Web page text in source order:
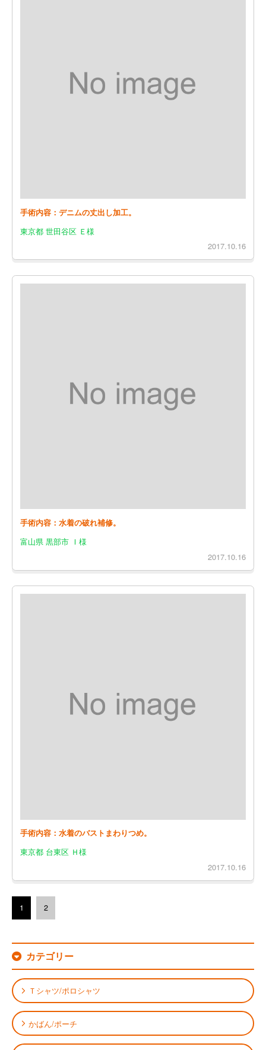
手術内容：デニムの丈出し加工。
東京都 世田谷区 Ｅ様
2017.10.16
手術内容：水着の破れ補修。
富山県 黒部市 Ｉ様
2017.10.16
手術内容：水着のバストまわりつめ。
東京都 台東区 Ｈ様
2017.10.16
1 2
カテゴリー
Ｔシャツ/ポロシャツ
かばん/ポーチ